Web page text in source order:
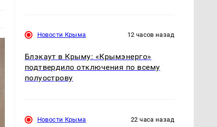
Новости Крыма 12 часов назад
Блэкаут в Крыму: «Крымэнерго»
подтвердило отключения по всему
полуострову
Новости Крыма 22 часа назад